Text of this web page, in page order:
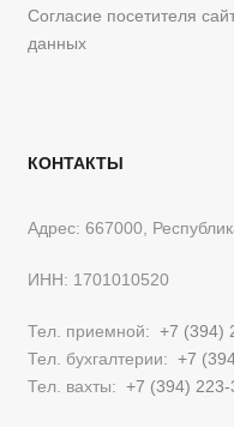
Согласие посетителя
данных
КОНТАКТЫ
Адрес: 667000,
ИНН: 1701010520
Тел. приемной: +7 (394)
Тел. бухгалтерии: +7
Тел. вахты: +7 (394)